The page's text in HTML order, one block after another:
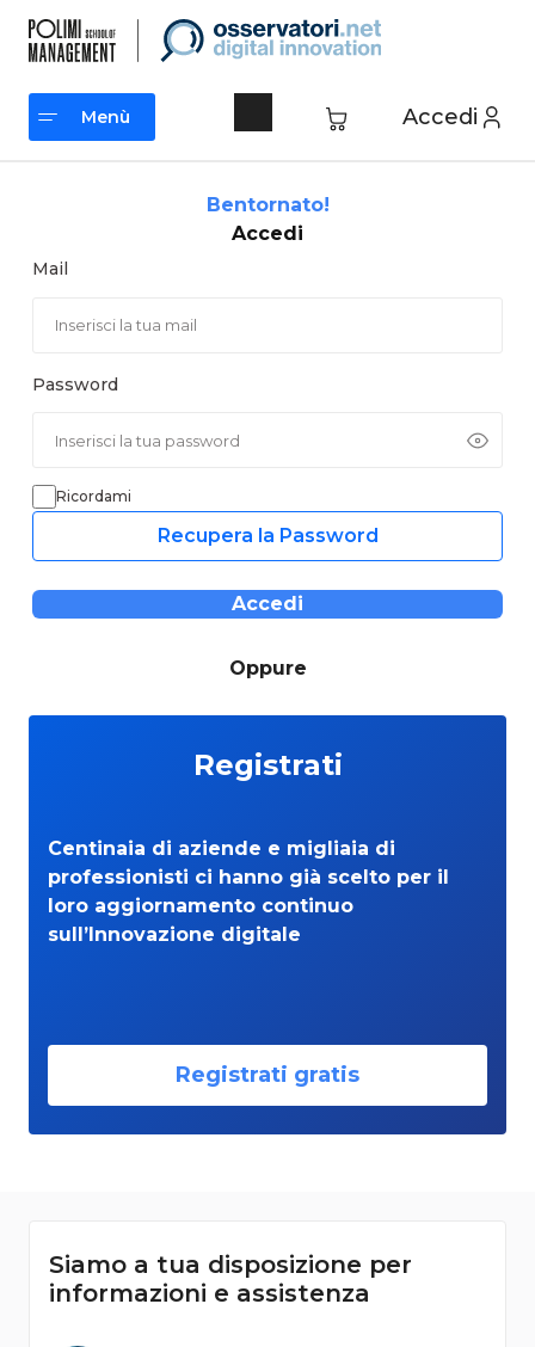
contenuto
Accedi
Menù
Bentornato!
Accedi
Mail
Password
Ricordami
Recupera la Password
Accedi
Oppure
Registrati
Centinaia di aziende e migliaia di
professionisti ci hanno già scelto per il
loro aggiornamento continuo
sull’Innovazione digitale
Registrati gratis
Siamo a tua disposizione per
informazioni e assistenza